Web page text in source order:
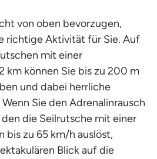
von oben bevorzugen,
richtige Aktivität für Sie. Auf
mit einer
km können Sie bis zu 200 m
und dabei herrliche
Sie den Adrenalinrausch
die Seilrutsche mit einer
bis zu 65 km/h auslöst,
Blick auf die